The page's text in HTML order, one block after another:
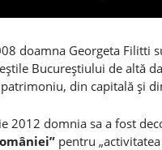
doamna Georgeta Filitti
Bucureştiului de altă
din capitală şi
2012 domnia sa a fost
pentru